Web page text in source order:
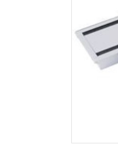
Tilbehør